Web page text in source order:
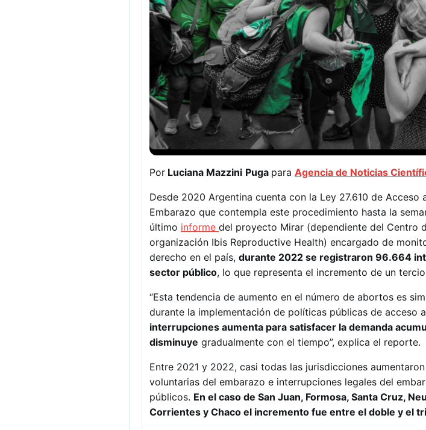
Por Luciana Mazzini Puga para Agencia de Noticias
Desde 2020 Argentina cuenta con la Ley 27.610 de Acceso
Embarazo que contempla este procedimiento hasta la
último informe del proyecto Mirar (dependiente del Centro
organización Ibis Reproductive Health) encargado de
derecho en el país, durante 2022 se registraron 96.664
sector público, lo que representa el incremento de un
“Esta tendencia de aumento en el número de abortos es
durante la implementación de políticas públicas de acceso
interrupciones aumenta para satisfacer la demanda
disminuye gradualmente con el tiempo”, explica el reporte.
Entre 2021 y 2022, casi todas las jurisdicciones
voluntarias del embarazo e interrupciones legales del
públicos. En el caso de San Juan, Formosa, Santa Cruz,
Corrientes y Chaco el incremento fue entre el doble y el